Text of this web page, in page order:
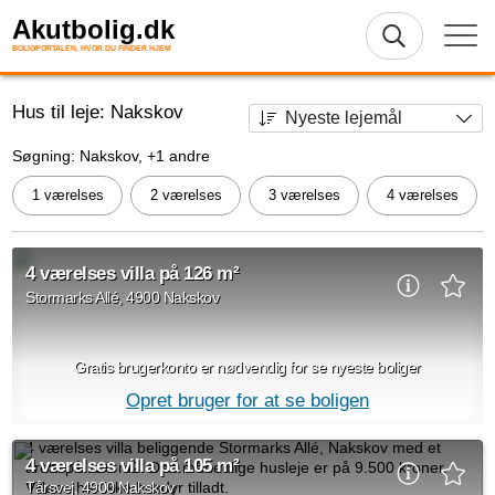
Akutbolig.dk
BOLIGPORTALEN, HVOR DU FINDER HJEM
Hus til leje: Nakskov
Søgning: Nakskov, +1 andre
1 værelses 2 værelses 3 værelses 4 værelses
4 værelses villa på 126 m²
Stormarks Allé, 4900 Nakskov
Gratis brugerkonto er nødvendig for se nyeste boliger
Opret bruger for at se boligen
4 værelses villa beliggende Stormarks Allé, Nakskov med et
areal på 126 m2. Den månedlige husleje er på 9.500 kroner.
Villaen har ikke husdyr tilladt.
4 værelses villa på 105 m²
Tårsvej, 4900 Nakskov